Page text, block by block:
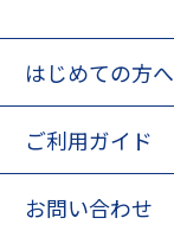
はじめての方へ
ご利用ガイド
お問い合わせ